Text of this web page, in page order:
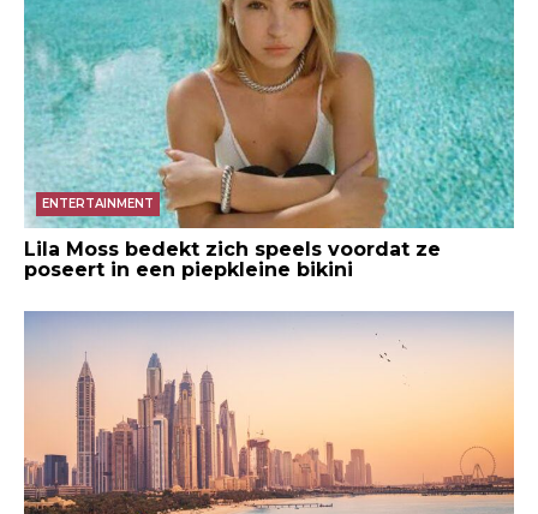
ENTERTAINMENT
Lila Moss bedekt zich speels voordat ze
poseert in een piepkleine bikini